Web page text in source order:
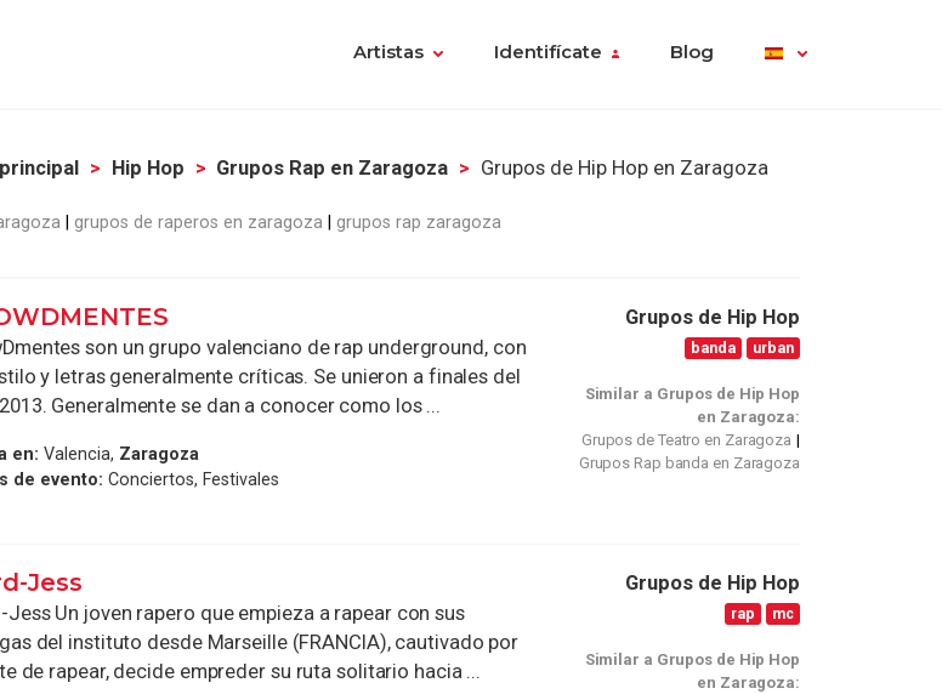
Artistas Identifícate Blog
Hip Hop Grupos Rap en Zaragoza Grupos de Hip Hop en Zaragoza
grupos de raperos en zaragoza grupos rap zaragoza
son un grupo valenciano de rap underground, con
y letras generalmente críticas. Se unieron a finales del
Generalmente se dan a conocer como los ...
en: Valencia, Zaragoza
de evento: Conciertos, Festivales
Grupos de Hip Hop
banda urban
Similar a Grupos de Hip Hop
en Zaragoza:
Grupos de Teatro en Zaragoza
Grupos Rap banda en Zaragoza
Jess
Jess Un joven rapero que empieza a rapear con sus
del instituto desde Marseille (FRANCIA), cautivado por
de rapear, decide empreder su ruta solitario hacia ...
Grupos de Hip Hop
rap mc
Similar a Grupos de Hip Hop
en Zaragoza: